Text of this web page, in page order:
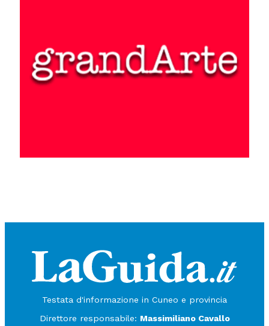
Testata d'informazione in Cuneo e provincia
Direttore responsabile: Massimiliano Cavallo